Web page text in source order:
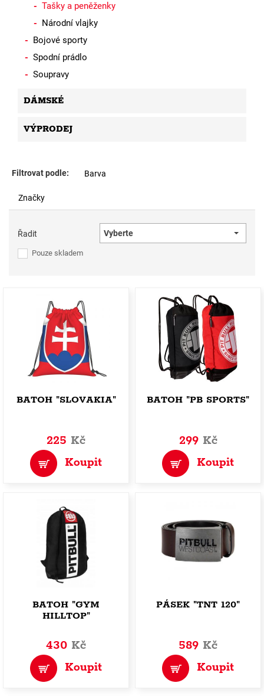
Tašky a peněženky
Národní vlajky
Bojové sporty
Spodní prádlo
Soupravy
DÁMSKÉ
VÝPRODEJ
Filtrovat podle: Barva
Značky
Řadit Vyberte
Pouze skladem
BATOH "SLOVAKIA"
225 Kč
Koupit
BATOH "PB SPORTS"
299 Kč
Koupit
BATOH "GYM
HILLTOP"
430 Kč
Koupit
PÁSEK "TNT 120"
589 Kč
Koupit